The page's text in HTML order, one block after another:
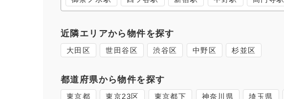
近隣エリアから物件を探す
大田区 世田谷区 渋谷区 中野区 杉並区
都道府県から物件を探す
東京都 東京23区 東京都下 神奈川県 埼玉県